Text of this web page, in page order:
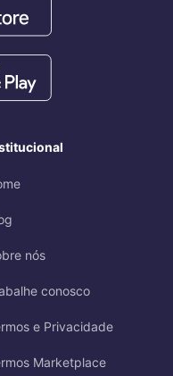
nós
conosco
e Privacidade
Marketplace